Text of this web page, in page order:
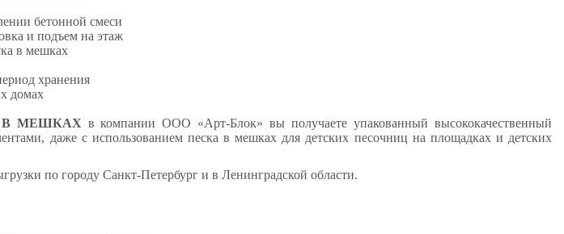
бетонной смеси
и подъем на этаж
в мешках
хранения
домах
В МЕШКАХ в компании ООО «Арт-Блок» вы получаете упакованный высококачественный
даже с использованием песка в мешках для детских песочниц на площадках и детских
по городу Санкт-Петербург и в Ленинградской области.